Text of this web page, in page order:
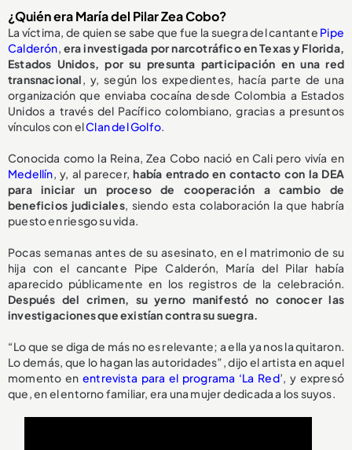
¿Quién era María del Pilar Zea Cobo?
La víctima, de quien se sabe que fue la suegra del cantante Pipe
Calderón, era investigada por narcotráfico en Texas y Florida,
Estados Unidos, por su presunta participación en una red
transnacional, y, según los expedientes, hacía parte de una
organización que enviaba cocaína desde Colombia a Estados
Unidos a través del Pacífico colombiano, gracias a presuntos
vínculos con elClan del Golfo.
Conocida como la Reina, Zea Cobo nació en Cali pero vivía en
Medellín, y, al parecer,había entrado en contacto con la DEA
para iniciar un proceso de cooperación a cambio de
beneficios judiciales, siendo esta colaboración la que habría
puesto en riesgo su vida.
Pocas semanas antes de su asesinato, en el matrimonio de su
hija con el cancante Pipe Calderón, María del Pilar había
aparecido públicamente en los registros de la celebración.
Después del crimen, su yerno manifestó no conocer las
investigaciones que existían contra su suegra.
“Lo que se diga de más no es relevante; a ella ya nos la quitaron.
Lo demás, que lo hagan las autoridades”, dijo el artista en aquel
momento en entrevista para el programa ‘La Red’, y expresó
que, en el entorno familiar, era una mujer dedicada a los suyos.